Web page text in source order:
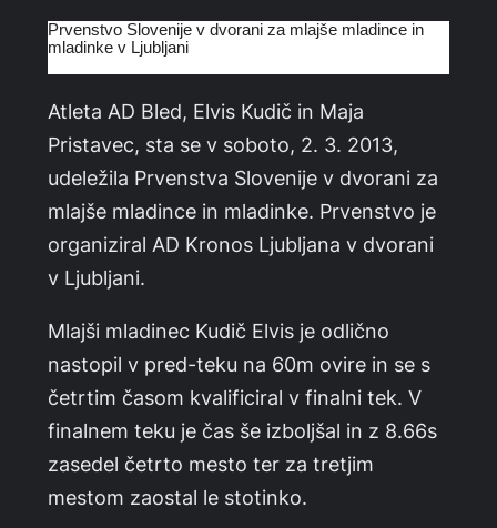
Prvenstvo Slovenije v dvorani za mlajše mladince in
mladinke v Ljubljani
Atleta AD Bled, Elvis Kudič in Maja
Pristavec, sta se v soboto, 2. 3. 2013,
udeležila Prvenstva Slovenije v dvorani za
mlajše mladince in mladinke. Prvenstvo je
organiziral AD Kronos Ljubljana v dvorani
v Ljubljani.
Mlajši mladinec Kudič Elvis je odlično
nastopil v pred-teku na 60m ovire in se s
četrtim časom kvalificiral v finalni tek. V
finalnem teku je čas še izboljšal in z 8.66s
zasedel četrto mesto ter za tretjim
mestom zaostal le stotinko.